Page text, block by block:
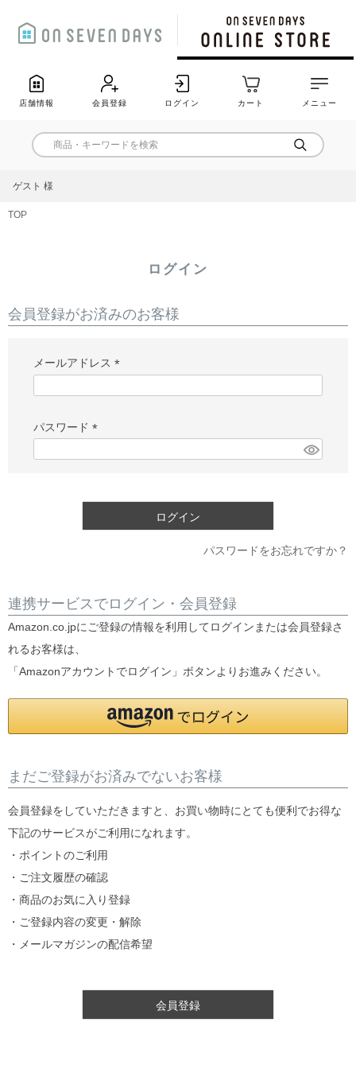
店舗情報 会員登録 ログイン カート メニュー
ゲスト 様
TOP
ログイン
会員登録がお済みのお客様
メールアドレス
(必
パスワード
(必
ログイン
パスワードをお忘れですか？
連携サービスでログイン・会員登録
Amazon.co.jpにご登録の情報を利用してログインまたは会員登録さ
れるお客様は、
「Amazonアカウントでログイン」ボタンよりお進みください。
まだご登録がお済みでないお客様
会員登録をしていただきますと、お買い物時にとても便利でお得な
下記のサービスがご利用になれます。
・ポイントのご利用
・ご注文履歴の確認
・商品のお気に入り登録
・ご登録内容の変更・解除
・メールマガジンの配信希望
会員登録